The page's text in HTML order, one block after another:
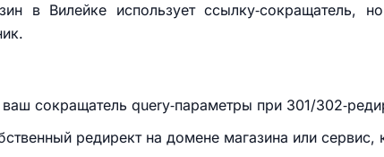
в Вилейке использует ссылку‑сокращатель,
сокращатель query‑параметры при 301/
редирект на домене магазина или